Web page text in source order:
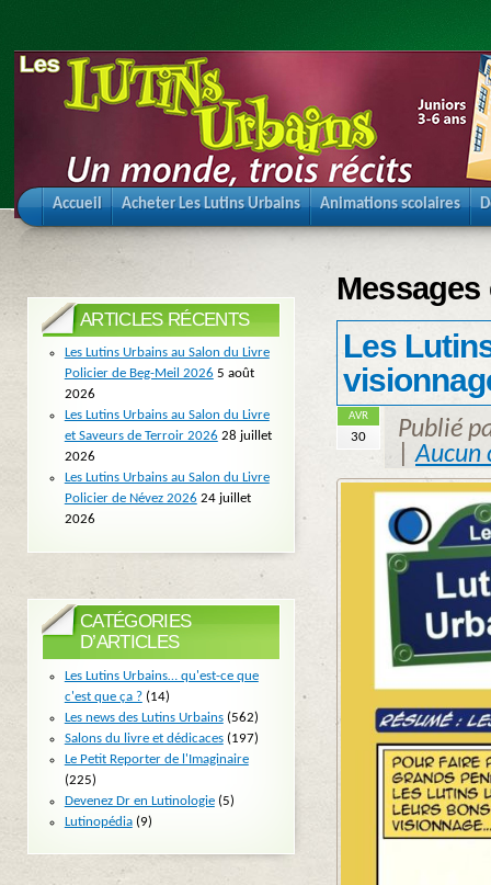
Accueil Acheter Les Lutins Urbains Animations scolaires
Les
AVR
30
Publié
|Aucun
ARTICLES RÉCENTS
Les Lutins Urbains au Salon du Livre
Policier de Beg-Meil 2026 5 août
2026
Les Lutins Urbains au Salon du Livre
et Saveurs de Terroir 2026 28 juillet
2026
Les Lutins Urbains au Salon du Livre
Policier de Névez 2026 24 juillet
2026
CATÉGORIES
D’ARTICLES
Les Lutins Urbains… qu'est-ce que
c'est que ça ?(14)
Les news des Lutins Urbains(562)
Salons du livre et dédicaces(197)
Le Petit Reporter de l'Imaginaire
(225)
Devenez Dr en Lutinologie(5)
Lutinopédia(9)